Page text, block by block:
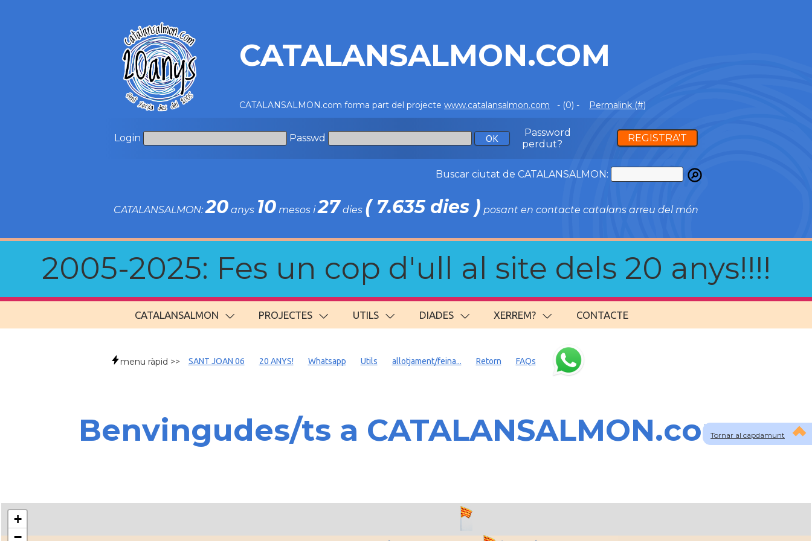
CATALANSALMON.COM
CATALANSALMON.com forma part del projecte www.catalansalmon.com - (0) - Permalink (#)
Login Passwd
Password
perdut?
REGISTRA'T
Buscar ciutat de CATALANSALMON:
CATALANSALMON:20 anys 10 mesos i27 dies ( 7.635 dies ) posant en contacte catalans arreu del món
2005-2025: Fes un cop d'ull al site dels 20 anys!!!!
CATALANSALMON PROJECTES UTILS DIADES XERREM? CONTACTE
Tornar al capdamunt
menu ràpid >> SANT JOAN 06 20 ANYS! Whatsapp Utils allotjament/feina... Retorn FAQs
Benvingudes/ts a CATALANSALMON.com
+
−